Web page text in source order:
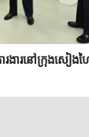
ងារនៅក្រុងសៀងហ